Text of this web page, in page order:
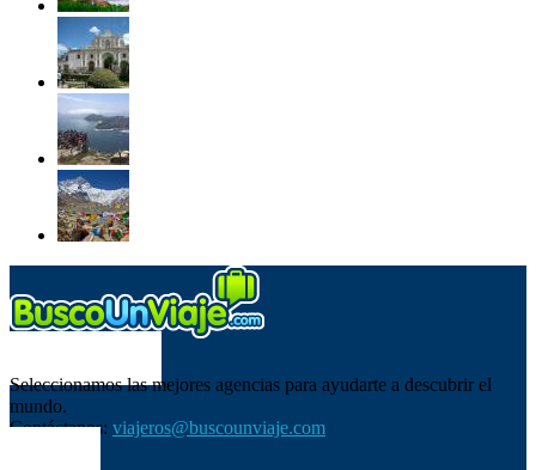
Seleccionamos las mejores agencias para ayudarte a descubrir el
mundo.
Contáctanos: viajeros@buscounviaje.com